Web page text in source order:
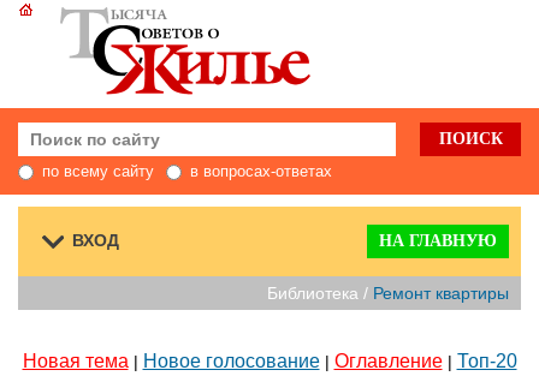
по всему сайту в вопросах-ответах
ВХОД НА ГЛАВНУЮ
Библиотека / Ремонт квартиры
Новая тема | Новое голосование| Оглавление| Топ-20